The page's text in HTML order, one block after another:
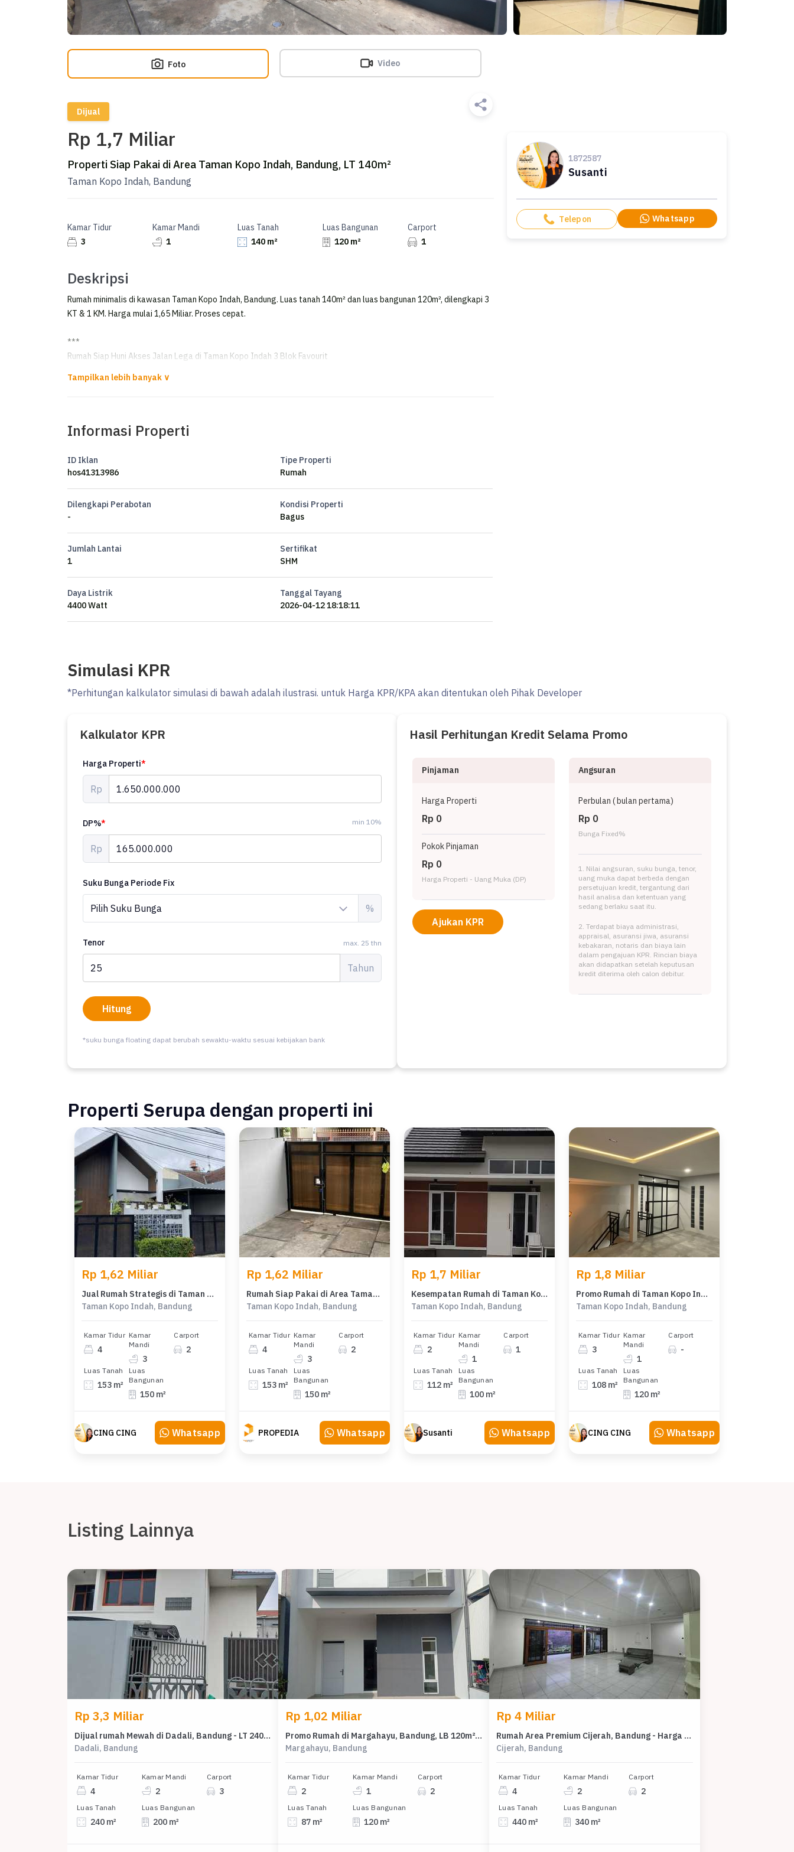
Foto Video
Dijual
Rp 1,7 Miliar
Properti Siap Pakai di Area Taman Kopo Indah, Bandung, LT 140m²
Taman Kopo Indah, Bandung
Kamar Tidur
3
Kamar Mandi
1
Luas Tanah
140 m²
Luas Bangunan
120 m²
Carport
1
Deskripsi
Rumah minimalis di kawasan Taman Kopo Indah, Bandung. Luas tanah 140m² dan luas bangunan 120m², dilengkapi 3
KT & 1 KM. Harga mulai 1,65 Miliar. Proses cepat.
***
Rumah Siap Huni Akses Jalan Lega di Taman Kopo Indah 3 Blok Favourit
*Dijual/disewakan rumah 1,5 lantai di TKI 3*
LB 120m²
KM 2
Hadap timur
Hrg sewa 45jt/th
*Susanti_ProPedia*
wa.me/+62812xxxxxxxx
Informasi Properti
ID Iklan
hos41313986
Tipe Properti
Rumah
Dilengkapi Perabotan
-
Kondisi Properti
Bagus
Jumlah Lantai
1
Sertifikat
SHM
Daya Listrik
4400 Watt
Tanggal Tayang
2026-04-12 18:18:11
1872587
Susanti
Telepon Whatsapp
Simulasi KPR
*Perhitungan kalkulator simulasi di bawah adalah ilustrasi. untuk Harga KPR/KPA akan ditentukan oleh Pihak Developer
Kalkulator KPR
Harga Properti*
Rp
DP%* min 10%
Rp
Suku Bunga Periode Fix
%
Tenor max. 25 thn
Tahun
Hitung
*suku bunga floating dapat berubah sewaktu-waktu sesuai kebijakan bank
Hasil Perhitungan Kredit Selama Promo
Pinjaman
Harga Properti
Rp 0
Pokok Pinjaman
Rp 0
Harga Properti - Uang Muka (DP)
Ajukan KPR
Angsuran
Perbulan (bulan pertama)
Rp 0
Bunga Fixed%
1. Nilai angsuran, suku bunga, tenor,
uang muka dapat berbeda dengan
persetujuan kredit, tergantung dari
hasil analisa dan ketentuan yang
sedang berlaku saat itu.
2. Terdapat biaya administrasi,
appraisal, asuransi jiwa, asuransi
kebakaran, notaris dan biaya lain
dalam pengajuan KPR. Rincian biaya
akan didapatkan setelah keputusan
kredit diterima oleh calon debitur.
Properti Serupa dengan properti ini
Rp 1,62 Miliar
Jual Rumah Strategis di Taman Kopo Indah, Bandung - LT 153m²
Taman Kopo Indah, Bandung
Kamar Tidur
4
Kamar
Mandi
3
Carport
2
Luas Tanah
153 m²
Luas
Bangunan
150 m²
CING CING Whatsapp
Rp 1,62 Miliar
Rumah Siap Pakai di Area Taman Kopo Indah, Bandung, LT 153m²
Taman Kopo Indah, Bandung
Kamar Tidur
4
Kamar
Mandi
3
Carport
2
Luas Tanah
153 m²
Luas
Bangunan
150 m²
PROPEDIA Whatsapp
Rp 1,7 Miliar
Kesempatan Rumah di Taman Kopo Indah, Bandung, LB 100m², Harga 1,7 Miliar
Taman Kopo Indah, Bandung
Kamar Tidur
2
Kamar
Mandi
1
Carport
1
Luas Tanah
112 m²
Luas
Bangunan
100 m²
Susanti Whatsapp
Rp 1,8 Miliar
Promo Rumah di Taman Kopo Indah, Bandung, LB 120m², Harga 1,8 Miliar
Taman Kopo Indah, Bandung
Kamar Tidur
3
Kamar
Mandi
1
Carport
-
Luas Tanah
108 m²
Luas
Bangunan
120 m²
CING CING Whatsapp
Listing Lainnya
Rp 3,3 Miliar
Dijual rumah Mewah di Dadali, Bandung - LT 240m²
Dadali, Bandung
Kamar Tidur
4
Kamar Mandi
2
Carport
3
Luas Tanah
240 m²
Luas Bangunan
200 m²
Rp 1,02 Miliar
Promo Rumah di Margahayu, Bandung, LB 120m², Harga 1,02 Miliar
Margahayu, Bandung
Kamar Tidur
2
Kamar Mandi
1
Carport
2
Luas Tanah
87 m²
Luas Bangunan
120 m²
Rp 4 Miliar
Rumah Area Premium Cijerah, Bandung - Harga Terbaik 4 Miliar
Cijerah, Bandung
Kamar Tidur
4
Kamar Mandi
2
Carport
2
Luas Tanah
440 m²
Luas Bangunan
340 m²